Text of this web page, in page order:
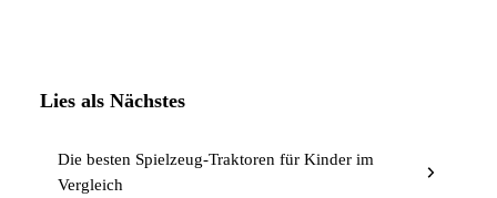
Lies als Nächstes
Die besten Spielzeug-Traktoren für Kinder im
Vergleich